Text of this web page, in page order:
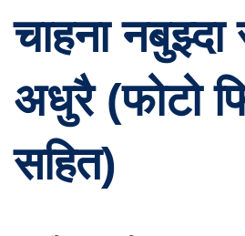
चाहना नबुझ्दा
अधुरै (फोटो
सहित)